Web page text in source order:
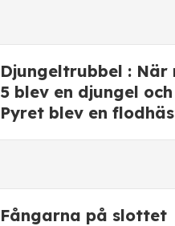
Djungeltrubbel : När
5 blev en djungel och
Pyret blev en
Fångarna på slottet